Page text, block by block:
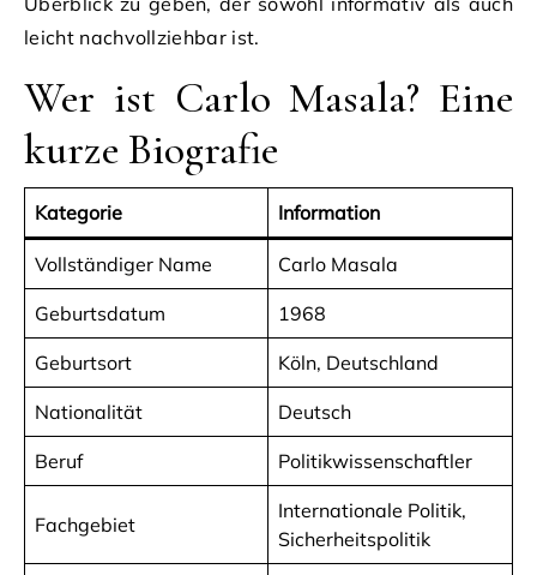
leicht nachvollziehbar ist.
Wer ist Carlo Masala? Eine
kurze Biografie
Kategorie Information
Vollständiger Name Carlo Masala
Geburtsdatum 1968
Geburtsort Köln, Deutschland
Nationalität Deutsch
Beruf Politikwissenschaftler
Fachgebiet
Internationale Politik,
Sicherheitspolitik